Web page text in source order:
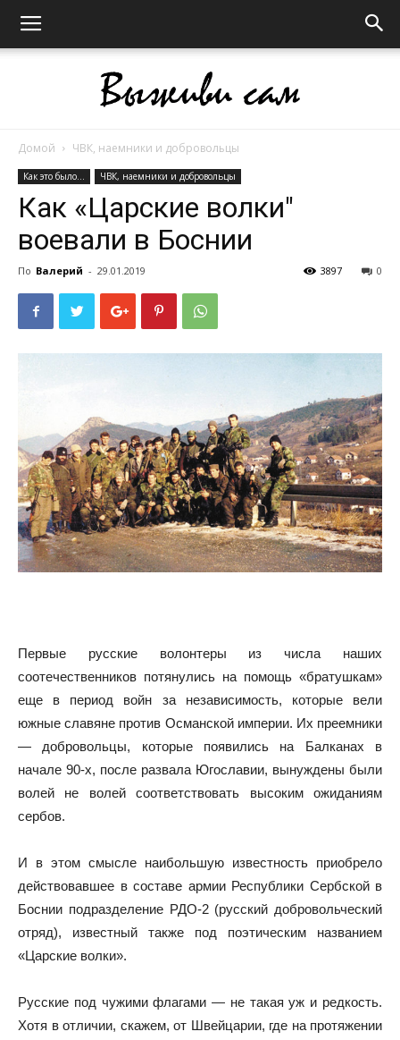
Выживи
сам
Домой ЧВК, наемники и добровольцы
Как это было... ЧВК, наемники и добровольцы
Как «Царские волки"
воевали в Боснии
По Валерий - 29.01.2019 0
3897
Первые русские волонтеры из числа наших
соотечественников потянулись на помощь «братушкам»
еще в период войн за независимость, которые вели
южные славяне против Османской империи. Их преемники
— добровольцы, которые появились на Балканах в
начале 90-х, после развала Югославии, вынуждены были
волей не волей соответствовать высоким ожиданиям
сербов.
И в этом смысле наибольшую известность приобрело
действовавшее в составе армии Республики Сербской в
Боснии подразделение РДО-2 (русский добровольческий
отряд), известный также под поэтическим названием
«Царские волки».
Русские под чужими флагами — не такая уж и редкость.
Хотя в отличии, скажем, от Швейцарии, где на протяжении